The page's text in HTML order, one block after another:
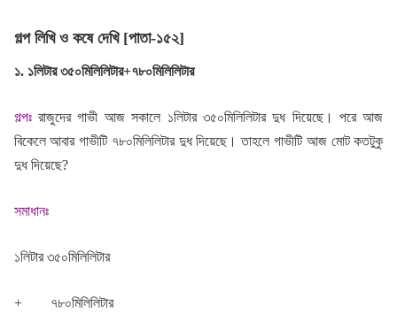
গল্প লিখি ও কষে দেখি [পাতা-১৫২]
১. ১লিটার ৩৫০মিলিলিটার+৭৮০মিলিলিটার
গল্পঃরাজুদের গাভী আজ সকালে ১লিটার ৩৫০মিলিলিটার দুধ দিয়েছে। পরে আজ
বিকেলে আবার গাভীটি ৭৮০মিলিলিটার দুধ দিয়েছে। তাহলে গাভীটি আজ মোট কতটুকু
দুধ দিয়েছে?
সমাধানঃ
১লিটার ৩৫০মিলিলিটার
+ ৭৮০মিলিলিটার